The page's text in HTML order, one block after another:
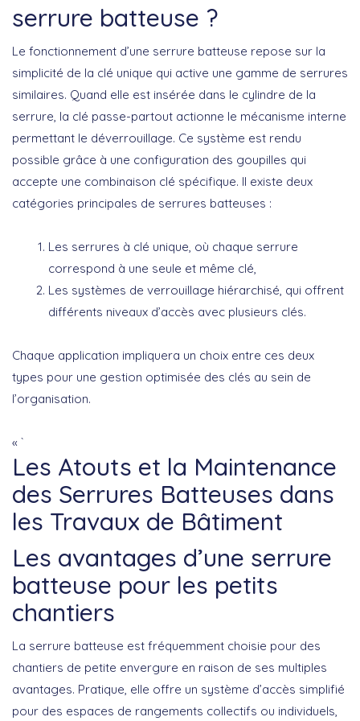
serrure batteuse ?
Le fonctionnement d’une serrure batteuse repose sur la
simplicité de la clé unique qui active une gamme de serrures
similaires. Quand elle est insérée dans le cylindre de la
serrure, la clé passe-partout actionne le mécanisme interne
permettant le déverrouillage. Ce système est rendu
possible grâce à une configuration des goupilles qui
accepte une combinaison clé spécifique. Il existe deux
catégories principales de serrures batteuses :
Les serrures à clé unique, où chaque serrure
correspond à une seule et même clé,
Les systèmes de verrouillage hiérarchisé, qui offrent
différents niveaux d’accès avec plusieurs clés.
Chaque application impliquera un choix entre ces deux
types pour une gestion optimisée des clés au sein de
l’organisation.
« `
Les Atouts et la Maintenance
des Serrures Batteuses dans
les Travaux de Bâtiment
Les avantages d’une serrure
batteuse pour les petits
chantiers
La serrure batteuse est fréquemment choisie pour des
chantiers de petite envergure en raison de ses multiples
avantages. Pratique, elle offre un système d’accès simplifié
pour des espaces de rangements collectifs ou individuels,